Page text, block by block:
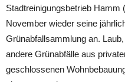
Stadtreinigungsbetrieb
November wieder seine
Grünabfallsammlung an.
andere Grünabfälle aus
geschlossenen